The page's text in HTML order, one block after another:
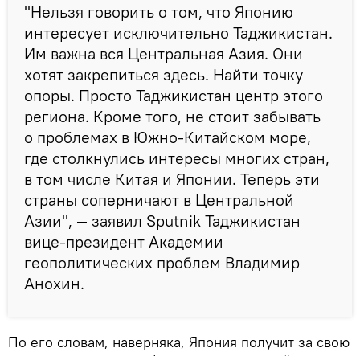
"Нельзя говорить о том, что Японию
интересует исключительно Таджикистан.
Им важна вся Центральная Азия. Они
хотят закрепиться здесь. Найти точку
опоры. Просто Таджикистан центр этого
региона. Кроме того, не стоит забывать
о проблемах в Южно-Китайском море,
где столкнулись интересы многих стран,
в том числе Китая и Японии. Теперь эти
страны соперничают в Центральной
Азии", — заявил Sputnik Таджикистан
вице-президент Академии
геополитических проблем Владимир
Анохин.
По его словам, наверняка, Япония получит за свою